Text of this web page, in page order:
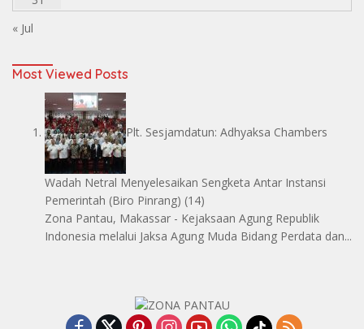
« Jul
Most Viewed Posts
Plt. Sesjamdatun: Adhyaksa Chambers
Wadah Netral Menyelesaikan Sengketa Antar Instansi
Pemerintah (Biro Pinrang) (14)
Zona Pantau, Makassar - Kejaksaan Agung Republik
Indonesia melalui Jaksa Agung Muda Bidang Perdata dan...